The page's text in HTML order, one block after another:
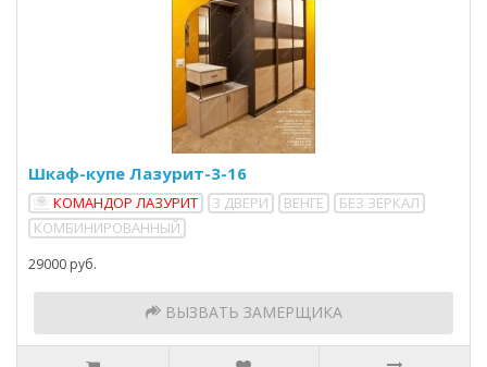
Шкаф-купе Лазурит-3-16
КОМАНДОР ЛАЗУРИТ 3 ДВЕРИ ВЕНГЕ
БЕЗ ЗЕРКАЛ
КОМБИНИРОВАННЫЙ
29000 руб.
ВЫЗВАТЬ ЗАМЕРЩИКА